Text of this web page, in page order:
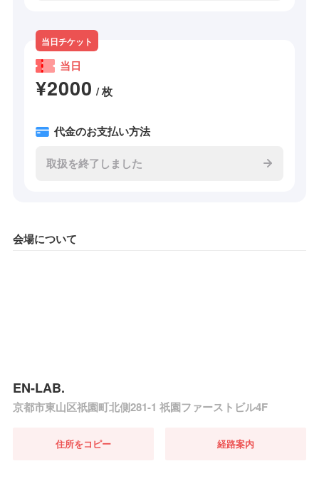
当日チケット
当日
¥2000 / 枚
代金のお支払い方法
取扱を終了しました
会場について
EN-LAB.
京都市東山区祇園町北側281-1 祇園ファーストビル4F
住所をコピー 経路案内